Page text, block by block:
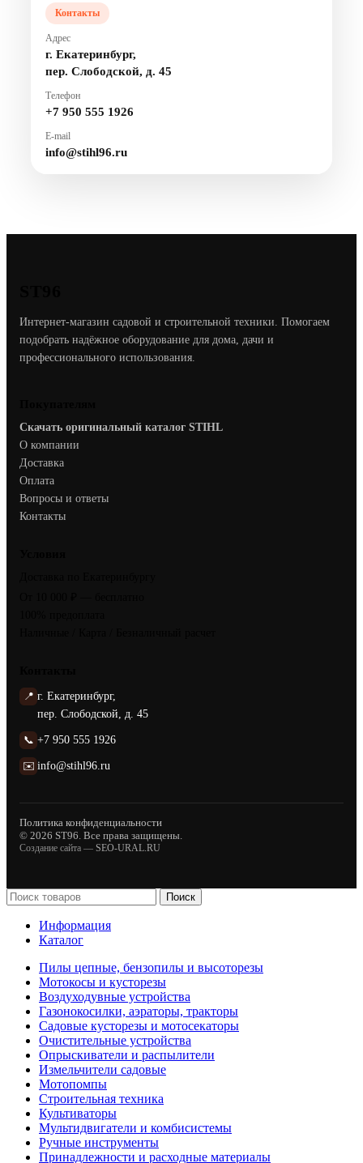
Контакты
Адрес
г. Екатеринбург,
пер. Слободской, д. 45
Телефон
+7 950 555 1926
E-mail
info@stihl96.ru
Интернет-магазин садовой и строительной техники. Помогаем
подобрать надёжное оборудование для дома, дачи и
профессионального использования.
Скачать оригинальный каталог STIHL
О компании
Доставка
Оплата
Вопросы и ответы
Контакты
📍 г. Екатеринбург,
пер. Слободской, д. 45
📞 +7 950 555 1926
✉️ info@stihl96.ru
Политика конфиденциальности
© 2026 ST96. Все права защищены.
Создание сайта — SEO-URAL.RU
Поиск
Информация
Каталог
Пилы цепные, бензопилы и высоторезы
Мотокосы и кусторезы
Воздуходувные устройства
Газонокосилки, аэраторы, тракторы
Садовые кусторезы и мотосекаторы
Очистительные устройства
Опрыскиватели и распылители
Измельчители садовые
Мотопомпы
Строительная техника
Культиваторы
Мультидвигатели и комбисистемы
Ручные инструменты
Принадлежности и расходные материалы